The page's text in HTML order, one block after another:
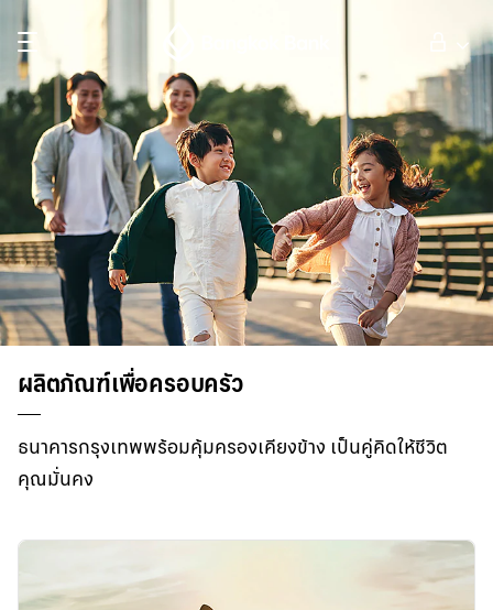
ลูกค้าบุคคล
ลูกค้าธุรกิจ
กิจการธนาคารต่างประเทศ
นักลงทุนสัมพันธ์
เกี่ยวกับธนาคารกรุงเทพ
華人事務
ผลิตภัณฑ์เพื่อครอบครัว
ธนาคารกรุงเทพพร้อมคุ้มครองเคียงข้าง เป็นคู่คิดให้ชีวิต
คุณมั่นคง